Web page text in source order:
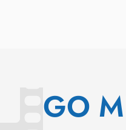
GO